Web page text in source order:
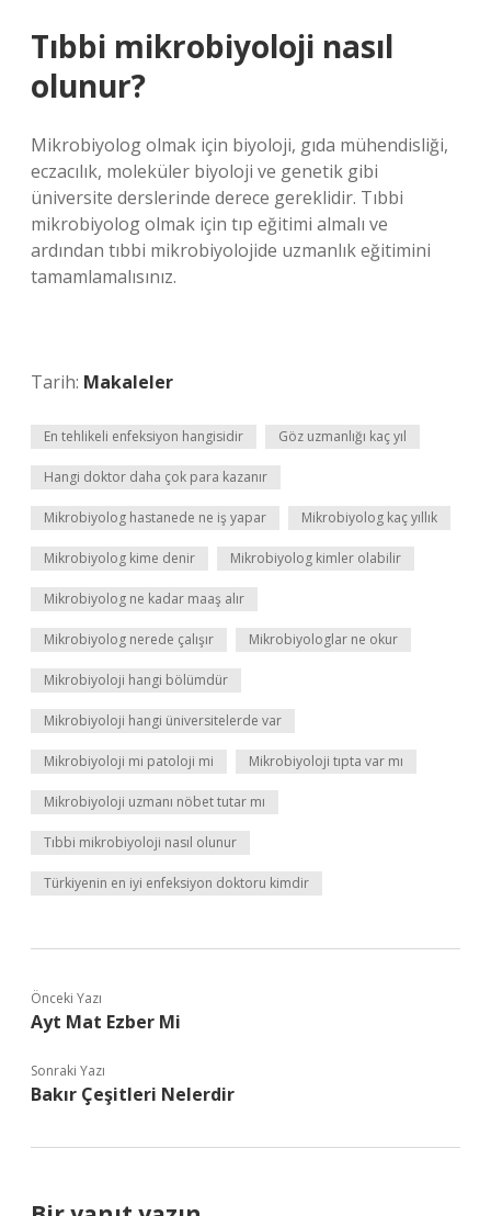
Tıbbi mikrobiyoloji nasıl
olunur?
Mikrobiyolog olmak için biyoloji, gıda mühendisliği,
eczacılık, moleküler biyoloji ve genetik gibi
üniversite derslerinde derece gereklidir. Tıbbi
mikrobiyolog olmak için tıp eğitimi almalı ve
ardından tıbbi mikrobiyolojide uzmanlık eğitimini
tamamlamalısınız.
Tarih: Makaleler
En tehlikeli enfeksiyon hangisidir Göz uzmanlığı kaç yıl
Hangi doktor daha çok para kazanır
Mikrobiyolog hastanede ne iş yapar Mikrobiyolog kaç yıllık
Mikrobiyolog kime denir Mikrobiyolog kimler olabilir
Mikrobiyolog ne kadar maaş alır
Mikrobiyolog nerede çalışır Mikrobiyologlar ne okur
Mikrobiyoloji hangi bölümdür
Mikrobiyoloji hangi üniversitelerde var
Mikrobiyoloji mi patoloji mi Mikrobiyoloji tıpta var mı
Mikrobiyoloji uzmanı nöbet tutar mı
Tıbbi mikrobiyoloji nasıl olunur
Türkiyenin en iyi enfeksiyon doktoru kimdir
Önceki Yazı
Ayt Mat Ezber Mi
Sonraki Yazı
Bakır Çeşitleri Nelerdir